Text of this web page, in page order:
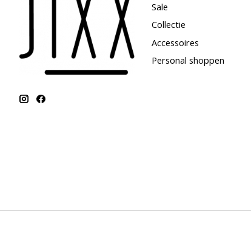
Sale
Collectie
Accessoires
Personal shoppen